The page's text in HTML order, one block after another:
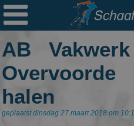

AB
halen
geplaatst dinsdag 27 maart 2018 om